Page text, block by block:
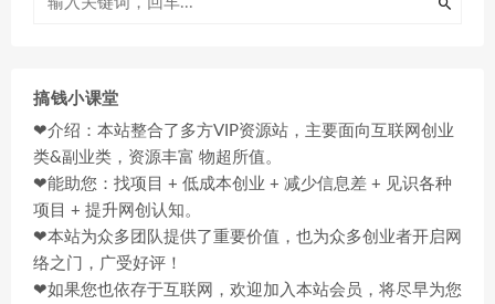
搞钱小课堂
❤介绍：本站整合了多方VIP资源站，主要面向互联网创业
类&副业类，资源丰富 物超所值。
❤能助您：找项目 + 低成本创业 + 减少信息差 + 见识各种
项目 + 提升网创认知。
❤本站为众多团队提供了重要价值，也为众多创业者开启网
络之门，广受好评！
❤如果您也依存于互联网，欢迎加入本站会员，将尽早为您